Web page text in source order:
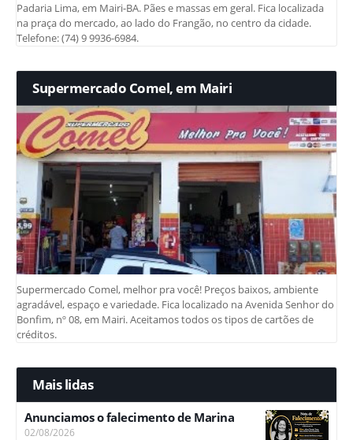
Padaria Lima, em Mairi-BA. Pães e massas em geral. Fica localizada
na praça do mercado, ao lado do Frangão, no centro da cidade.
Telefone: (74) 9 9936-6984.
Supermercado Comel, em Mairi
Supermercado Comel, melhor pra você! Preços baixos, ambiente
agradável, espaço e variedade. Fica localizado na Avenida Senhor do
Bonfim, nº 08, em Mairi. Aceitamos todos os tipos de cartões de
créditos.
Mais lidas
Anunciamos o falecimento de Marina
02/08/2026